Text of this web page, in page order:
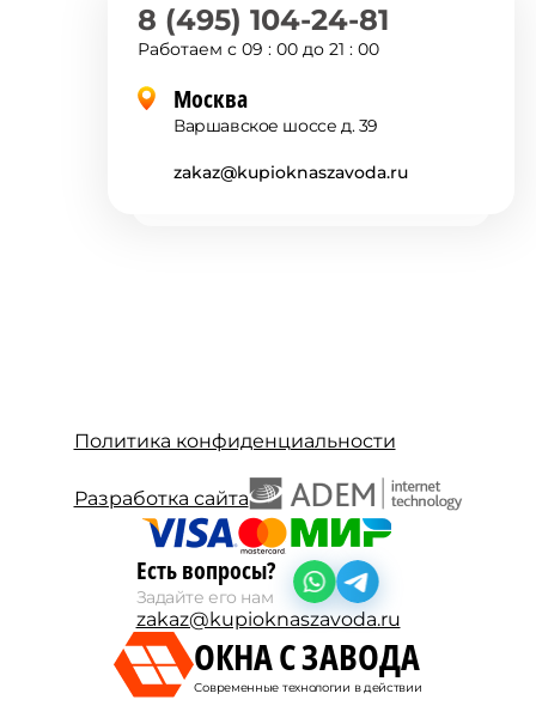
8 (495) 104-24-81
Работаем с 09 : 00 до 21 : 00
Москва
Варшавское шоссе д. 39
zakaz@kupioknaszavoda.ru
Политика конфиденциальности
Разработка сайта
Есть вопросы?
Задайте его нам
zakaz@kupioknaszavoda.ru
ОКНА С ЗАВОДА
Современные технологии в действии